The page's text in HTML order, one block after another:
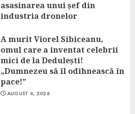
asasinarea unui șef din
industria dronelor
A murit Viorel Sibiceanu,
omul care a inventat celebrii
mici de la Dedulești!
„Dumnezeu să îl odihnească în
pace!”
AUGUST 6, 2026